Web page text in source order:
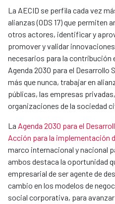
La AECID se perfila cada vez
alianzas (ODS 17) que permiten
otros actores, identificar y
promover y validar
necesarios para la contribución
Agenda 2030 para el Desarrollo
más que nunca, trabajar en
públicas, las empresas
organizaciones de la sociedad
La Agenda 2030 para el
Acción para la implementación
marco internacional y nacional
ambos destaca la oportunidad
empresarial de ser agente de
cambio en los modelos de
social corporativa, para